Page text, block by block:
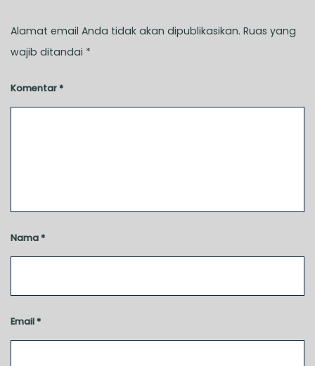
Alamat email Anda tidak akan dipublikasikan. Ruas yang
wajib ditandai *
Komentar *
Nama *
Email *